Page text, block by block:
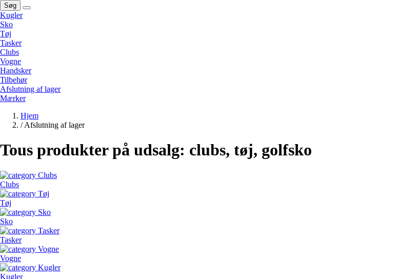
Søg
Kugler
Sko
Tøj
Tasker
Clubs
Vogne
Handsker
Tilbehør
Afslutning af lager
Mærker
Hjem
/ Afslutning af lager
Tous produkter på udsalg: clubs, tøj, golfsko
Clubs
Tøj
Sko
Tasker
Vogne
Kugler